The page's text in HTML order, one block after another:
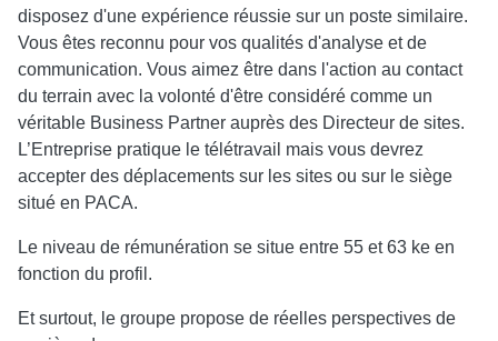
disposez d'une expérience réussie sur un poste similaire.
Vous êtes reconnu pour vos qualités d'analyse et de
communication. Vous aimez être dans l'action au contact
du terrain avec la volonté d'être considéré comme un
véritable Business Partner auprès des Directeur de sites.
L’Entreprise pratique le télétravail mais vous devrez
accepter des déplacements sur les sites ou sur le siège
situé en PACA.
Le niveau de rémunération se situe entre 55 et 63 ke en
fonction du profil.
Et surtout, le groupe propose de réelles perspectives de